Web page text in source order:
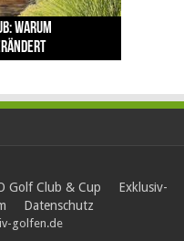
Warum
erste Golf-
die
muss
Warum der
den größten
zählt
Golf Club & Cup
Exklusiv-
Datenschutz
golfen.de